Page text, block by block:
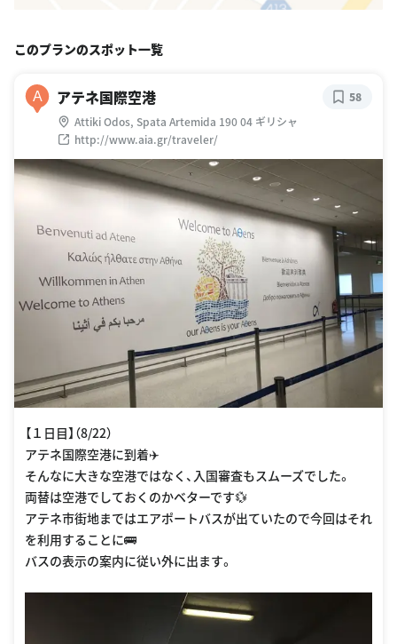
このプランのスポット一覧
A アテネ国際空港
Attiki Odos, Spata Artemida 190 04 ギリシャ
http://www.aia.gr/traveler/
58
【１日目】（8/22）
アテネ国際空港に到着✈️
そんなに大きな空港ではなく、入国審査もスムーズでした。
両替は空港でしておくのかベターです💱
アテネ市街地まではエアポートバスが出ていたので今回はそれ
を利用することに🚌
バスの表示の案内に従い外に出ます。